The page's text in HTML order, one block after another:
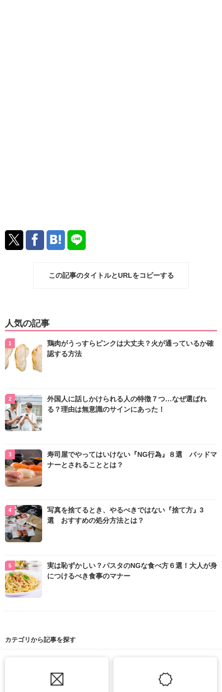
この記事のタイトルとURLをコピーする
人気の記事
鶏肉がうっすらピンクは大丈夫？火が通っているか確
認する方法
外国人に話しかけられる人の特徴７つ…なぜ選ばれ
る？理由は無意識のサインにあった！
寿司屋でやってはいけない『NG行為』８選 バッドマ
ナーとされることとは？
写真を捨てるとき、やるべきではない『捨て方』3
選 おすすめの処分方法とは？
実は恥ずかしい？パスタのNGな食べ方６選！大人が身
につけるべき食事のマナー
カテゴリから記事を探す